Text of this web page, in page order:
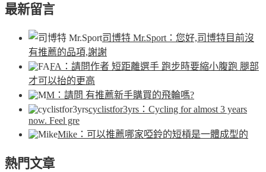
最新留言
司博特 Mr.Sport ：您好,司博特目前沒
有推薦的品項,謝謝
FA ：請問作者 短距離選手 跑步時要縮小腹跑 腿部
才可以抬的更高
M ：請問 有推薦新手購買的飛輪嗎?
cyclistfor3yrs ：Cycling for almost 3 years
now. Feel gre
Mike ：可以推薦哪家啞鈴的短槓是一體成型的
熱門文章